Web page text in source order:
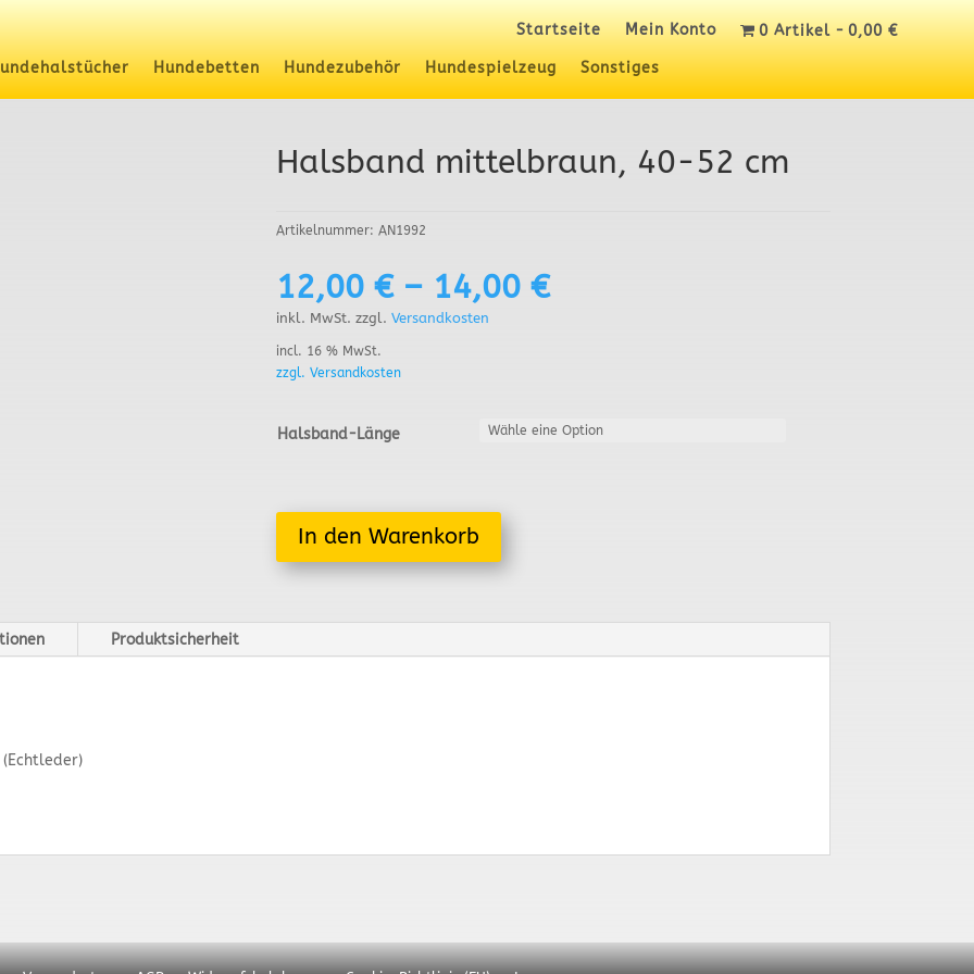
Startseite Mein Konto 0 Artikel
0,00 €
Hundebetten Hundezubehör Hundespielzeug Sonstiges
Halsband mittelbraun, 40-52 cm
Artikelnummer: AN1992
12,00 €– 14,00 €
inkl. MwSt. zzgl. Versandkosten
incl. 16 % MwSt.
zzgl. Versandkosten
Halsband-Länge
In den Warenkorb
Produktsicherheit